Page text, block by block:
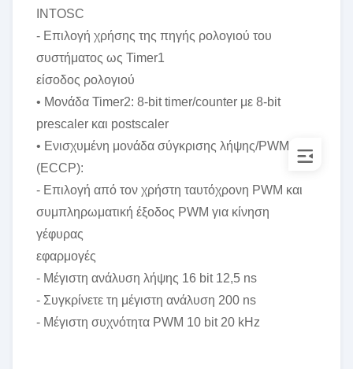
INTOSC
- Επιλογή χρήσης της πηγής ρολογιού του
συστήματος ως Timer1
είσοδος ρολογιού
• Μονάδα Timer2: 8-bit timer/counter με 8-bit
prescaler και postscaler
• Ενισχυμένη μονάδα σύγκρισης λήψης/PWM
(ECCP):
- Επιλογή από τον χρήστη ταυτόχρονη PWM και
συμπληρωματική έξοδος PWM για κίνηση
γέφυρας
εφαρμογές
- Μέγιστη ανάλυση λήψης 16 bit 12,5 ns
- Συγκρίνετε τη μέγιστη ανάλυση 200 ns
- Μέγιστη συχνότητα PWM 10 bit 20 kHz